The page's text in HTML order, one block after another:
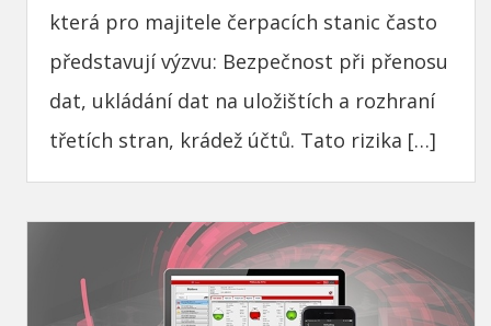
která pro majitele čerpacích stanic často
představují výzvu: Bezpečnost při přenosu
dat, ukládání dat na uložištích a rozhraní
třetích stran, krádež účtů. Tato rizika […]